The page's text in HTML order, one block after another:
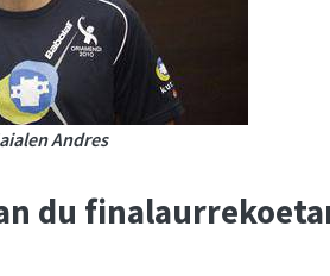
Andres
du